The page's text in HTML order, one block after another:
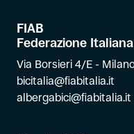
FIAB
Federazione
Via Borsieri 4/E -
bicitalia@fiabitalia.it
albergabici@fiabitalia.it